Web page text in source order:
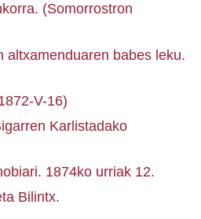
(Somorrostron
altxamenduaren babes leku.
V-16)
Karlistadako
1874ko urriak 12.
Bilintx.